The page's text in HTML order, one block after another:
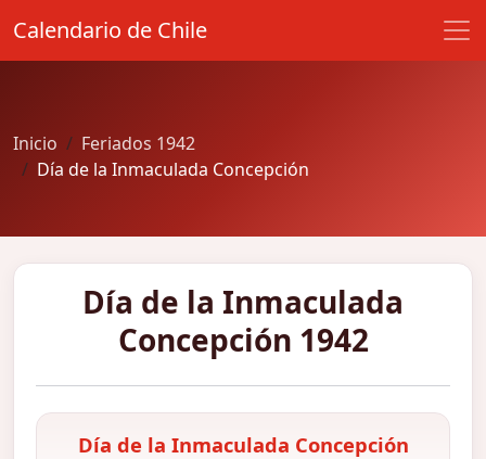
Calendario de Chile
Inicio
Feriados 1942
Día de la Inmaculada Concepción
Día de la Inmaculada
Concepción 1942
Día de la Inmaculada Concepción